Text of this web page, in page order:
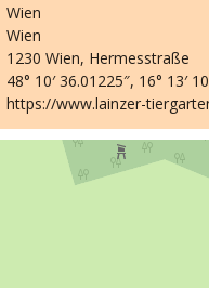
Wien
Wien
1230 Wien, Hermesstraße
48° 10′ 36.01225″, 16° 13′
https://www.lainzer-